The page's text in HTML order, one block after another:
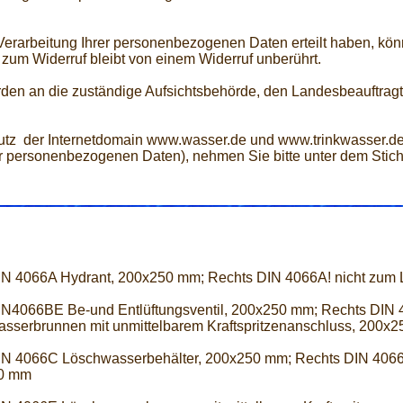
Ihrer personenbezogenen Daten erteilt haben,
Widerruf bleibt von einem Widerruf unberührt.
an die zuständige Aufsichtsbehörde, den
der Internetdomain www.wasser.de und
Daten), nehmen Sie bitte unter dem
4066A Hydrant, 200x250 mm; Rechts DIN 4066A! nicht zum
Be-und Entlüftungsventil, 200x250 mm; Rechts DIN
mit unmittelbarem Kraftspritzenanschluss,
4066C Löschwasserbehälter, 200x250 mm; Rechts DIN
mm